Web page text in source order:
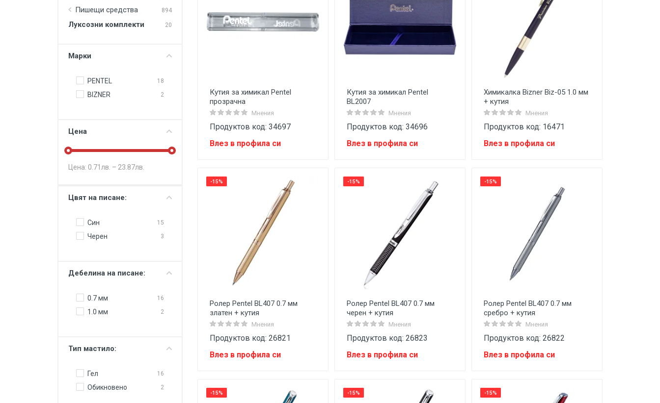
Храни и напитки
Ученически пособия
Пишещи средства 894
Луксозни комплекти 20
Марки
PENTEL 18
BIZNER 2
Цена
Цена: 0.71 лв. – 23.87лв.
Цвят на писане:
Син 15
Черен 3
Дебелина на писане:
0.7 мм 16
1.0 мм 2
Тип мастило:
Гел 16
Обикновено 2
Кутия за химикал Pentel
прозрачна
Мнения
Продуктов код: 34697
Влез в профила си
Кутия за химикал Pentel
BL2007
Мнения
Продуктов код: 34696
Влез в профила си
Химикалка Bizner Biz-05 1.0 мм
+ кутия
Мнения
Продуктов код: 16471
Влез в профила си
-15%
Ролер Pentel BL407 0.7 мм
златен + кутия
Мнения
Продуктов код: 26821
Влез в профила си
-15%
Ролер Pentel BL407 0.7 мм
черен + кутия
Мнения
Продуктов код: 26823
Влез в профила си
-15%
Ролер Pentel BL407 0.7 мм
сребро + кутия
Мнения
Продуктов код: 26822
Влез в профила си
-15% -15% -15%